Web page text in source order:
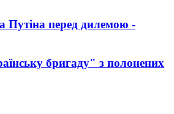
Путіна перед дилемою -
бригаду" з полонених